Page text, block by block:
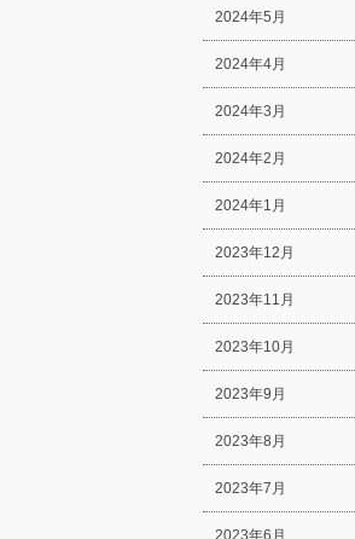
2024年5月
2024年4月
2024年3月
2024年2月
2024年1月
2023年12月
2023年11月
2023年10月
2023年9月
2023年8月
2023年7月
2023年6月